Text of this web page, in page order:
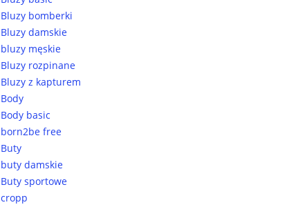
Bluzy bomberki
Bluzy damskie
bluzy męskie
Bluzy rozpinane
Bluzy z kapturem
Body
Body basic
born2be free
Buty
buty damskie
Buty sportowe
cropp